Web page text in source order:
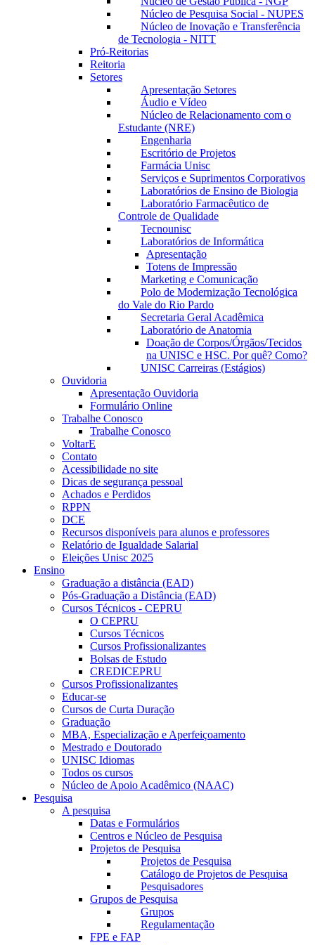
Núcleo de Pesquisa Social - NUPES
Núcleo de Inovação e Transferência
de Tecnologia - NITT
Pró-Reitorias
Reitoria
Setores
Apresentação Setores
Áudio e Vídeo
Núcleo de Relacionamento com o
Estudante (NRE)
Engenharia
Escritório de Projetos
Farmácia Unisc
Serviços e Suprimentos Corporativos
Laboratórios de Ensino de Biologia
Laboratório Farmacêutico de
Controle de Qualidade
Tecnounisc
Laboratórios de Informática
Apresentação
Totens de Impressão
Marketing e Comunicação
Polo de Modernização Tecnológica
do Vale do Rio Pardo
Secretaria Geral Acadêmica
Laboratório de Anatomia
Doação de Corpos/Órgãos/Tecidos
na UNISC e HSC. Por quê? Como?
UNISC Carreiras (Estágios)
Ouvidoria
Apresentação Ouvidoria
Formulário Online
Trabalhe Conosco
Trabalhe Conosco
VoltarE
Contato
Acessibilidade no site
Dicas de segurança pessoal
Achados e Perdidos
RPPN
DCE
Recursos disponíveis para alunos e professores
Relatório de Igualdade Salarial
Eleições Unisc 2025
Ensino
Graduação a distância (EAD)
Pós-Graduação a Distância (EAD)
Cursos Técnicos - CEPRU
O CEPRU
Cursos Técnicos
Cursos Profissionalizantes
Bolsas de Estudo
CREDICEPRU
Cursos Profissionalizantes
Educar-se
Cursos de Curta Duração
Graduação
MBA, Especialização e Aperfeiçoamento
Mestrado e Doutorado
UNISC Idiomas
Todos os cursos
Núcleo de Apoio Acadêmico (NAAC)
Pesquisa
A pesquisa
Datas e Formulários
Centros e Núcleo de Pesquisa
Projetos de Pesquisa
Projetos de Pesquisa
Catálogo de Projetos de Pesquisa
Pesquisadores
Grupos de Pesquisa
Grupos
Regulamentação
FPE e FAP